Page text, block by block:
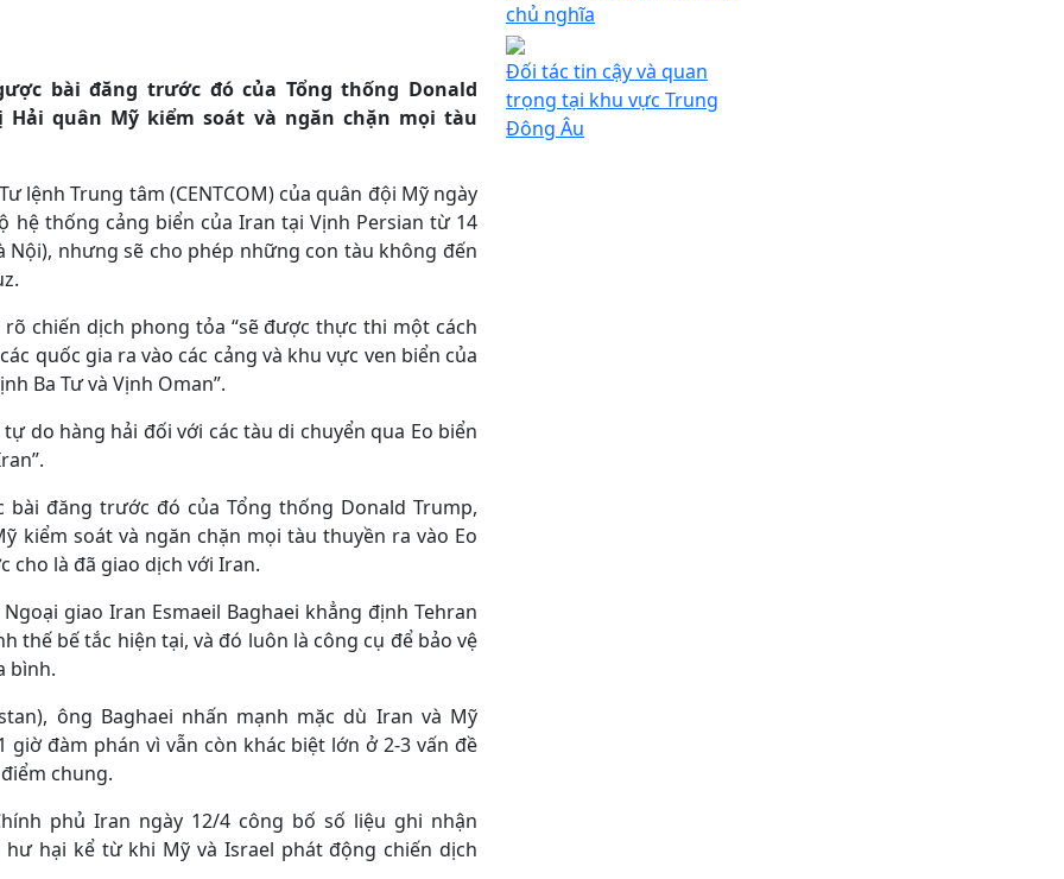
bài đăng trước đó của Tổng thống Donald
quân Mỹ kiểm soát và ngăn chặn mọi tàu
lệnh Trung tâm (CENTCOM) của quân đội Mỹ ngày
hệ thống cảng biển của Iran tại Vịnh Persian từ 14
Nội), nhưng sẽ cho phép những con tàu không đến
rõ chiến dịch phong tỏa “sẽ được thực thi một cách
quốc gia ra vào các cảng và khu vực ven biển của
Ba Tư và Vịnh Oman”.
do hàng hải đối với các tàu di chuyển qua Eo biển
đăng trước đó của Tổng thống Donald Trump,
kiểm soát và ngăn chặn mọi tàu thuyền ra vào Eo
cho là đã giao dịch với Iran.
giao Iran Esmaeil Baghaei khẳng định Tehran
thế bế tắc hiện tại, và đó luôn là công cụ để bảo vệ
bình.
ông Baghaei nhấn mạnh mặc dù Iran và Mỹ
đàm phán vì vẫn còn khác biệt lớn ở 2-3 vấn đề
chung.
phủ Iran ngày 12/4 công bố số liệu ghi nhận
hại kể từ khi Mỹ và Israel phát động chiến dịch
chủ nghĩa
Đối tác tin cậy và quan
trọng tại khu vực Trung
Đông Âu